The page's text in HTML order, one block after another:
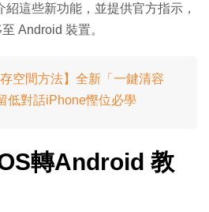
這些新功能，並提供官方指示，
Android 裝置。
空間方法】全新「一鍵清容
低對話iPhone慳位必學
轉Android 教